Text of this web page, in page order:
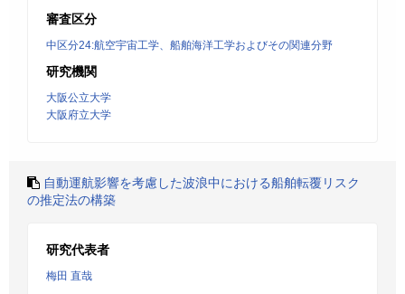
審査区分
中区分24:航空宇宙工学、船舶海洋工学およびその関連分野
研究機関
大阪公立大学
大阪府立大学
自動運航影響を考慮した波浪中における船舶転覆リスク
の推定法の構築
研究代表者
梅田 直哉